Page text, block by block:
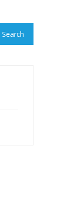
Search